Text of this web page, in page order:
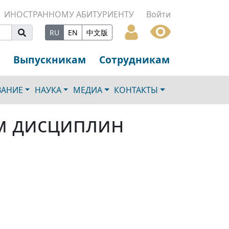
ИНОСТРАННОМУ АБИТУРИЕНТУ Войти
RU EN 中文版
Выпускникам Сотрудникам
НАУКА МЕДИА КОНТАКТЫ
дисциплин